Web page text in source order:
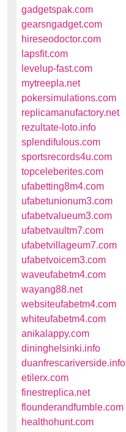
gadgetspak.com
gearsngadget.com
hireseodoctor.com
lapsfit.com
levelup-fast.com
mytreepla.net
pokersimulations.com
replicamanufactory.net
rezultate-loto.info
splendifulous.com
sportsrecords4u.com
topceleberites.com
ufabetting8m4.com
ufabetunionum3.com
ufabetvalueum3.com
ufabetvaultm7.com
ufabetvillageum7.com
ufabetvoicem3.com
waveufabetm4.com
wayang88.net
websiteufabetm4.com
whiteufabetm4.com
anikalappy.com
dininghelsinki.info
duanfrescariverside.info
etilerx.com
finestreplica.net
flounderandfumble.com
healthohunt.com